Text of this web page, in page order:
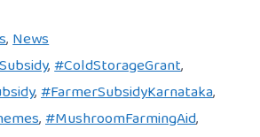
,News
,#ColdStorageGrant,
,#FarmerSubsidyKarnataka,
,#MushroomFarmingAid,